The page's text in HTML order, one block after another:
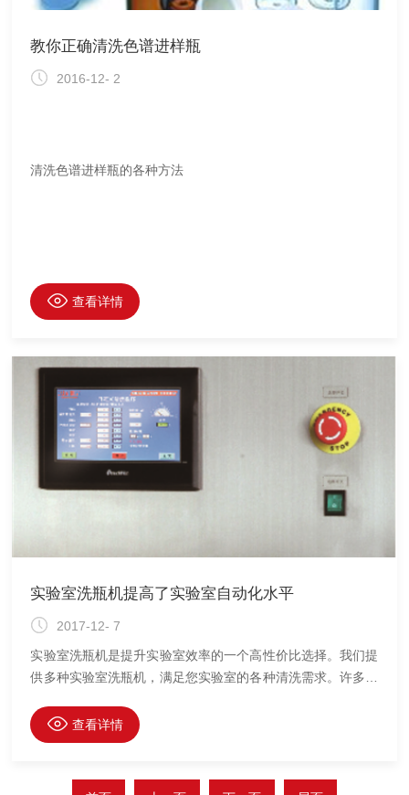
教你正确清洗色谱进样瓶
2016-12- 2
清洗色谱进样瓶的各种方法
查看详情
实验室洗瓶机提高了实验室自动化水平
2017-12- 7
实验室洗瓶机是提升实验室效率的一个高性价比选择。我们提
供多种实验室洗瓶机，满足您实验室的各种清洗需求。许多实
形状的玻璃器皿清洗。我们同时提供台下式和落地式型号任您
选择。实验室洗瓶机自带GPS定位系统、可时实感知设备的运
查看详情